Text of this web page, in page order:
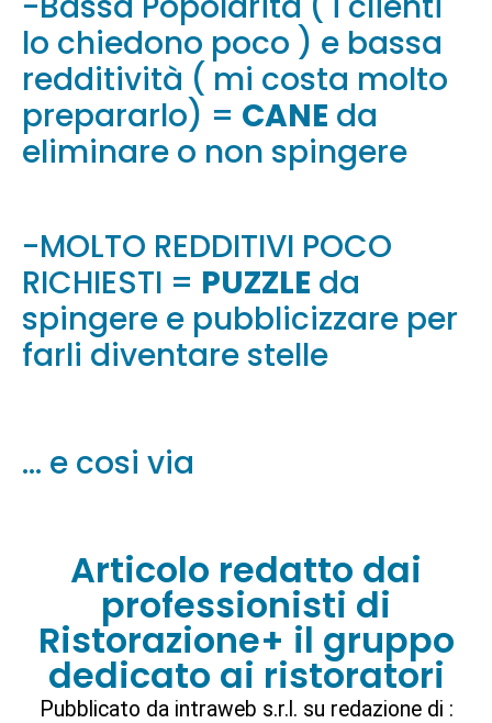
lo chiedono poco ) e bassa
redditività ( mi costa molto
prepararlo) = CANE da
eliminare o non spingere
-MOLTO REDDITIVI POCO
RICHIESTI = PUZZLE da
spingere e pubblicizzare per
farli diventare stelle
… e cosi via
Articolo redatto dai
professionisti di
Ristorazione+ il gruppo
dedicato ai ristoratori
Pubblicato da intraweb s.r.l. su redazione di :